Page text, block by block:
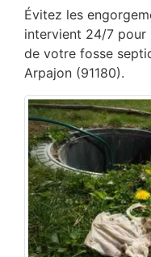
Évitez les
intervient 24/7 pour
de votre fosse
Arpajon (91180).